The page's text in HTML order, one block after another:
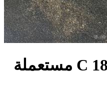
مرسيدس C 180 2003 مستعملة